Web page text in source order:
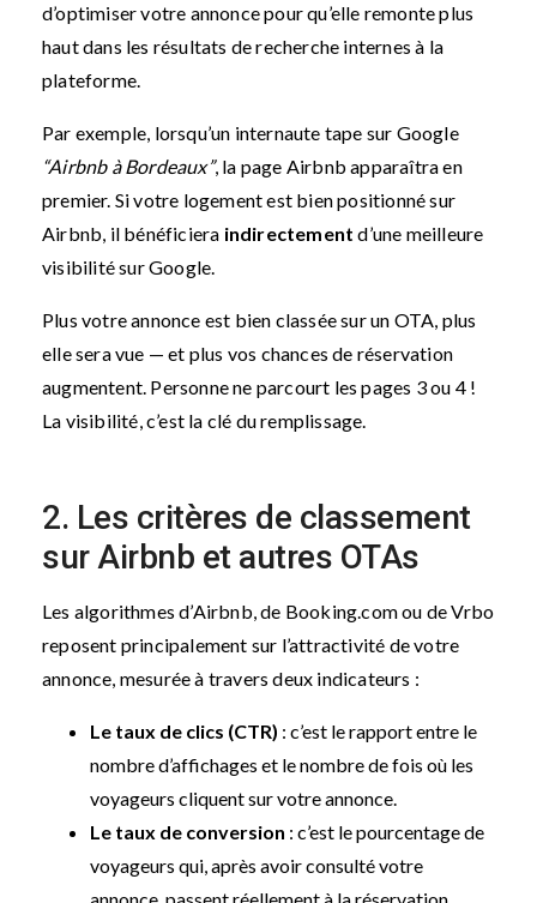
d’optimiser votre annonce pour qu’elle remonte plus
haut dans les résultats de recherche internes à la
plateforme.
Par exemple, lorsqu’un internaute tape sur Google
“Airbnb à Bordeaux”, la page Airbnb apparaîtra en
premier. Si votre logement est bien positionné sur
Airbnb, il bénéficiera indirectement d’une meilleure
visibilité sur Google.
Plus votre annonce est bien classée sur un OTA, plus
elle sera vue — et plus vos chances de réservation
augmentent. Personne ne parcourt les pages 3 ou 4 !
La visibilité, c’est la clé du remplissage.
2. Les critères de classement
sur Airbnb et autres OTAs
Les algorithmes d’Airbnb, de Booking.com ou de Vrbo
reposent principalement sur l’attractivité de votre
annonce, mesurée à travers deux indicateurs :
Le taux de clics (CTR) : c’est le rapport entre le
nombre d’affichages et le nombre de fois où les
voyageurs cliquent sur votre annonce.
Le taux de conversion : c’est le pourcentage de
voyageurs qui, après avoir consulté votre